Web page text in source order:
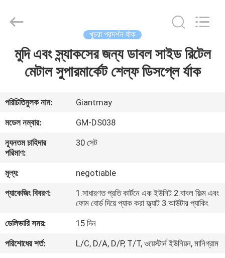
বাড়ি
আমাদের
সম্পর্কে
কারখানা
ভ্রমণ
মান
নিয়ন্ত্রণ
Co,Ltd..
Developed
খুচরা প্রদর্শন র্যাক
মুদি এবং স্ন্যাকসের জন্য ডাবল সাইড রিটেল
মেটাল সুপারমার্কেট শেল্ফ ডিসপ্লে র্যাক
পরিচিতিমুলক নাম:
Giantmay
মডেল নম্বার:
GM-DS038
ন্যূনতম চাহিদার
পরিমাণ:
30 সেট
মূল্য:
negotiable
প্যাকেজিং বিবরণ:
1.সাধারণত প্রতি কার্টনে এক ইউনিট 2.বাবল ফিল্ম এবং
ফোম বোর্ড দিয়ে প্যাক করা ফ্ল্যাট 3.আউটার প্যাকিং
ডেলিভারি সময়:
15 দিন
পরিশোধের শর্ত:
L/C, D/A, D/P, T/T, ওয়েস্টার্ন ইউনিয়ন, মানিগ্রাম